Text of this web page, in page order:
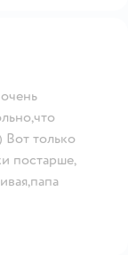
Вот только
постарше,